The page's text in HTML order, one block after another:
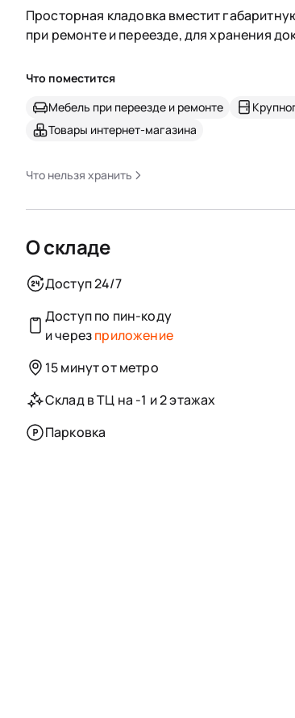
Просторная кладовка вместит
при ремонте и переезде, для хранения
Что поместится
Мебель при переезде и ремонте
Товары интернет-магазина
Что нельзя хранить
О складе
Доступ 24/7
Доступ по пин-коду
и черезприложение
15 минут от метро
Склад в ТЦ на -1 и 2 этажах
Парковка